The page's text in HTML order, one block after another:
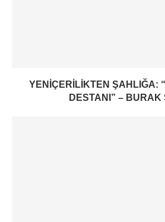
YENIÇERILIKTEN ŞAHLIĞA:
DESTANI” – BURAK